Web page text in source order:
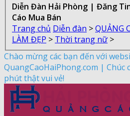
Diễn Đàn Hải Phòng | Đăng
Cáo Mua Bán
Trang chủ Diễn đàn >QUẢNG
LÀM ĐẸP > Thời trang nữ >
Chào mừng các bạn đến với
QuangCaoHaiPhong.com | Chúc
phút thật vui vẻ!